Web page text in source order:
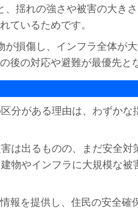
揺れの強さや被害の大き
ているためです。
損傷し、インフラ全体が大
後の対応や避難が最優先と
分がある理由は、わずか
は出るものの、まだ安全
物やインフラに大規模な
報を提供し、住民の安全